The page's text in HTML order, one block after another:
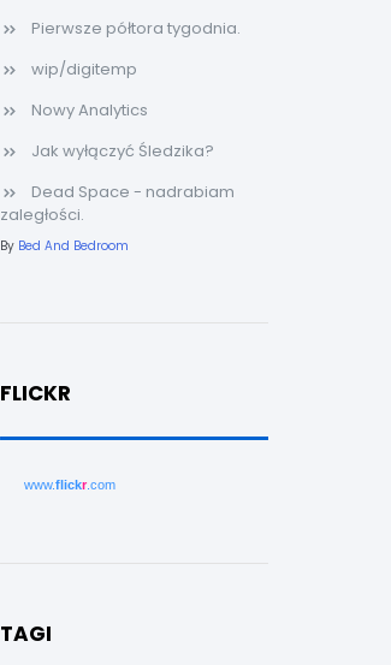
Pierwsze półtora tygodnia.
wip/digitemp
Nowy Analytics
Jak wyłączyć Śledzika?
Dead Space - nadrabiam
zaległości.
By Bed And Bedroom
FLICKR
www.flickr .com
TAGI